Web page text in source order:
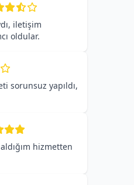
iletişim
oldular.
sorunsuz yapıldı,
hizmetten